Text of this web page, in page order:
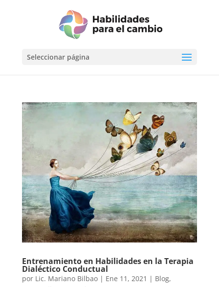
Seleccionar página
Entrenamiento en Habilidades en la Terapia
Dialéctico Conductual
por Lic. Mariano Bilbao| Ene 11, 2021 | Blog,